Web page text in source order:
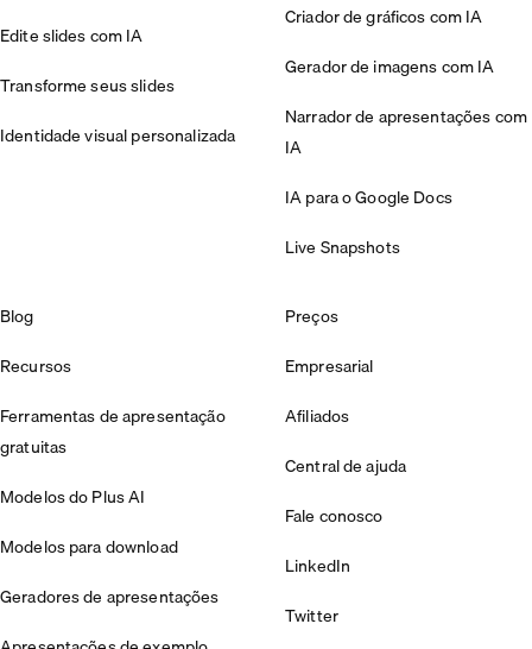
Edite slides com IA
Transforme seus slides
Identidade visual personalizada
Criador de gráficos com IA
Gerador de imagens com IA
Narrador de apresentações com
IA
IA para o Google Docs
Live Snapshots
Blog
Recursos
Ferramentas de apresentação
gratuitas
Modelos do Plus AI
Modelos para download
Geradores de apresentações
Preços
Empresarial
Afiliados
Central de ajuda
Fale conosco
LinkedIn
Twitter